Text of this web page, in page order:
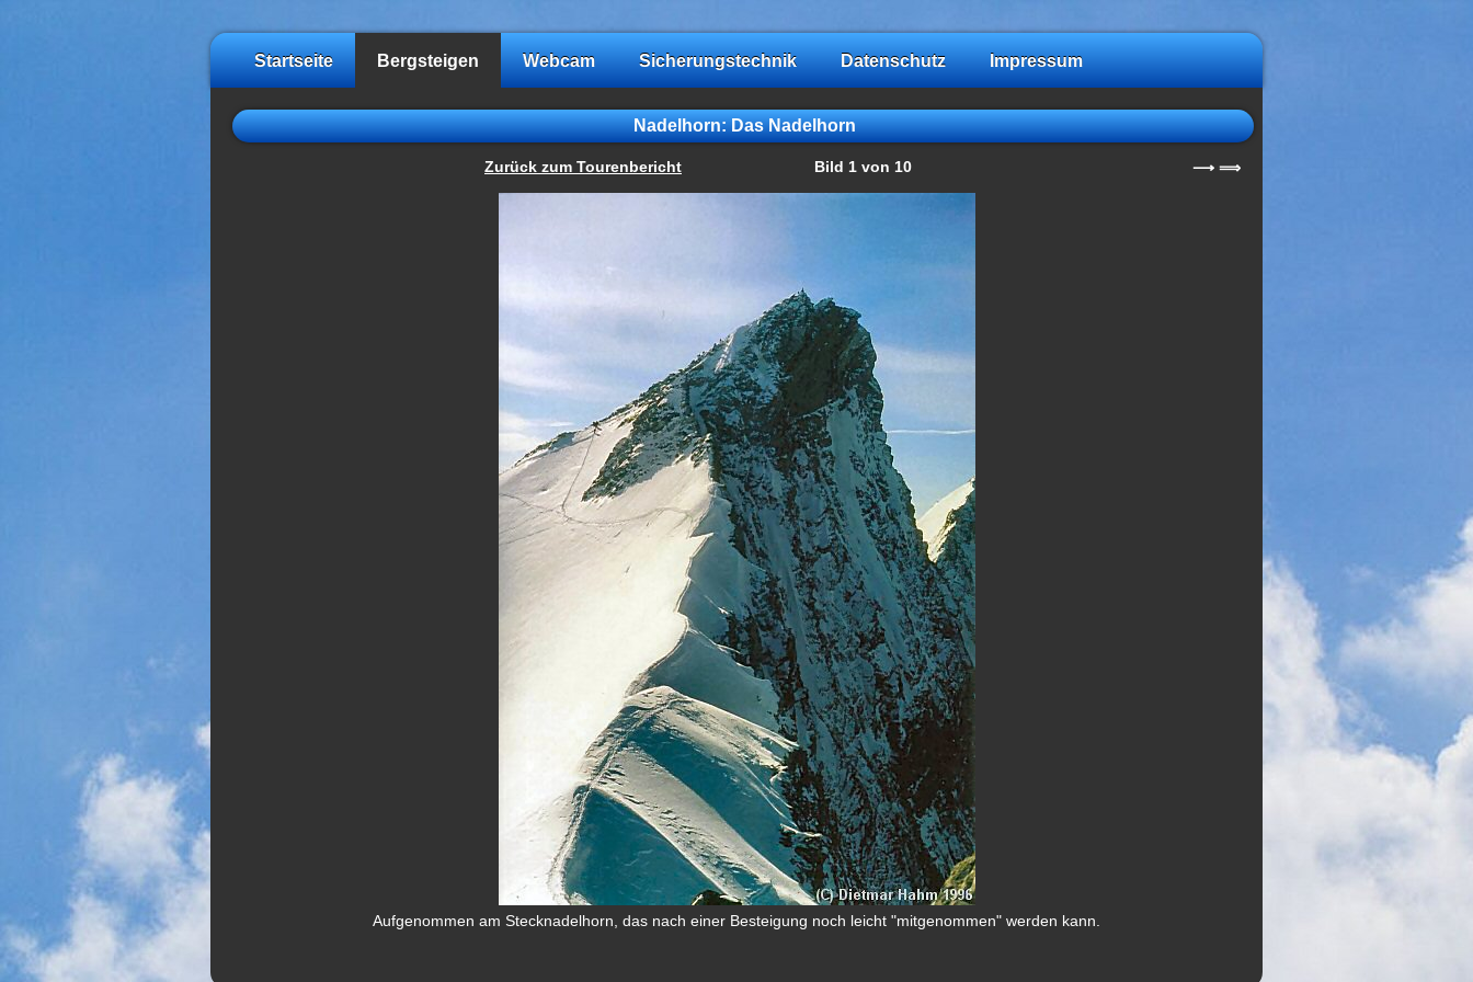
Startseite Bergsteigen Webcam Sicherungstechnik Datenschutz Impressum
Nadelhorn: Das Nadelhorn
Zurück zum Tourenbericht Bild 1 von 10 ⟶ ⟹
Aufgenommen am Stecknadelhorn, das nach einer Besteigung noch leicht "mitgenommen" werden kann.